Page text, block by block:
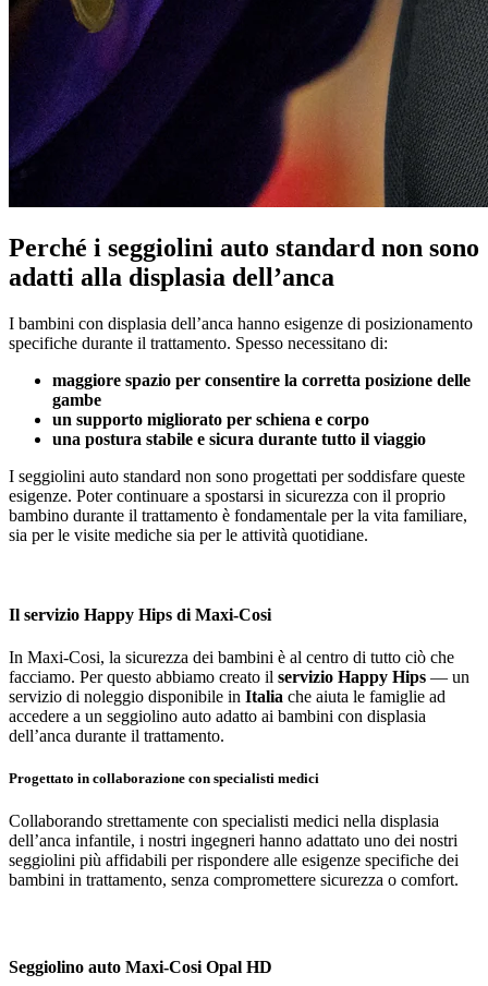
Perché i seggiolini auto standard non sono
adatti alla displasia dell’anca
I bambini con displasia dell’anca hanno esigenze di posizionamento
specifiche durante il trattamento. Spesso necessitano di:
maggiore spazio per consentire la corretta posizione delle
gambe
un supporto migliorato per schiena e corpo
una postura stabile e sicura durante tutto il viaggio
I seggiolini auto standard non sono progettati per soddisfare queste
esigenze. Poter continuare a spostarsi in sicurezza con il proprio
bambino durante il trattamento è fondamentale per la vita familiare,
sia per le visite mediche sia per le attività quotidiane.
Il servizio Happy Hips di Maxi-Cosi
In Maxi-Cosi, la sicurezza dei bambini è al centro di tutto ciò che
facciamo. Per questo abbiamo creato il servizio Happy Hips — un
servizio di noleggio disponibile in Italia che aiuta le famiglie ad
accedere a un seggiolino auto adatto ai bambini con displasia
dell’anca durante il trattamento.
Progettato in collaborazione con specialisti medici
Collaborando strettamente con specialisti medici nella displasia
dell’anca infantile, i nostri ingegneri hanno adattato uno dei nostri
seggiolini più affidabili per rispondere alle esigenze specifiche dei
bambini in trattamento, senza compromettere sicurezza o comfort.
Seggiolino auto Maxi-Cosi Opal HD